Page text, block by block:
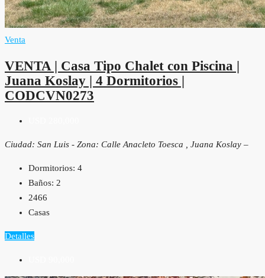
Venta
VENTA | Casa Tipo Chalet con Piscina |
Juana Koslay | 4 Dormitorios |
CODCVN0273
Ciudad: San Luis - Zona: Calle Anacleto Toesca , Juana Koslay –
Dormitorios: 4
Baños: 2
2466
Casas
Detalles